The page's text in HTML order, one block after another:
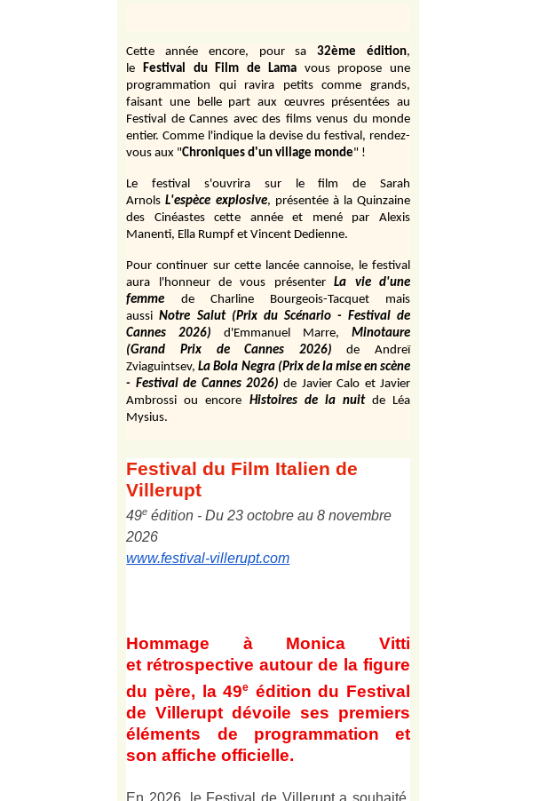
Cette année encore, pour sa 32ème édition,
le Festival du Film de Lama vous propose une
programmation qui ravira petits comme grands,
faisant une belle part aux œuvres présentées au
Festival de Cannes avec des films venus du monde
entier. Comme l'indique la devise du festival, rendez-
vous aux "Chroniques d'un village monde" !
Le festival s'ouvrira sur le film de Sarah
Arnols L'espèce explosive, présentée à la Quinzaine
des Cinéastes cette année et mené par Alexis
Manenti, Ella Rumpf et Vincent Dedienne.
Pour continuer sur cette lancée cannoise, le festival
aura l'honneur de vous présenter
La vie d'une
femme
de Charline Bourgeois-Tacquet
mais
aussi Notre Salut (Prix du Scénario - Festival de
Cannes 2026)
d'Emmanuel Marre,
Minotaure
(Grand Prix de Cannes 2026)
de Andreï
Zviaguintsev,La Bola Negra (Prix de la mise en scène
- Festival de Cannes 2026) de Javier Calo et Javier
Ambrossi ou encore Histoires de la nuit de Léa
Mysius.
Festival du Film Italien de
Villerupt
49e édition - Du 23 octobre au 8 novembre
2026
www.festival-villerupt.com
Hommage à Monica Vitti
et rétrospective autour de la figure
du père, la 49e édition du Festival
de Villerupt dévoile ses premiers
éléments de programmation et
son affiche officielle.
En 2026, le Festival de Villerupt a souhaité,